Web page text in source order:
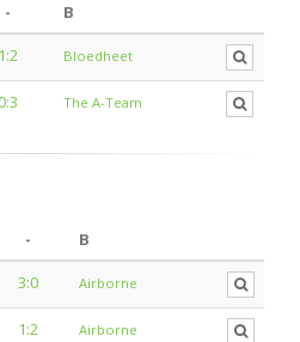
- B
1:2 Bloedheet
0:3 The A-Team
-
B
3:0 Airborne
1:2 Airborne